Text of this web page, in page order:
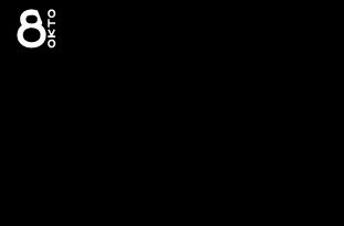
Zum
Inhalt
springen